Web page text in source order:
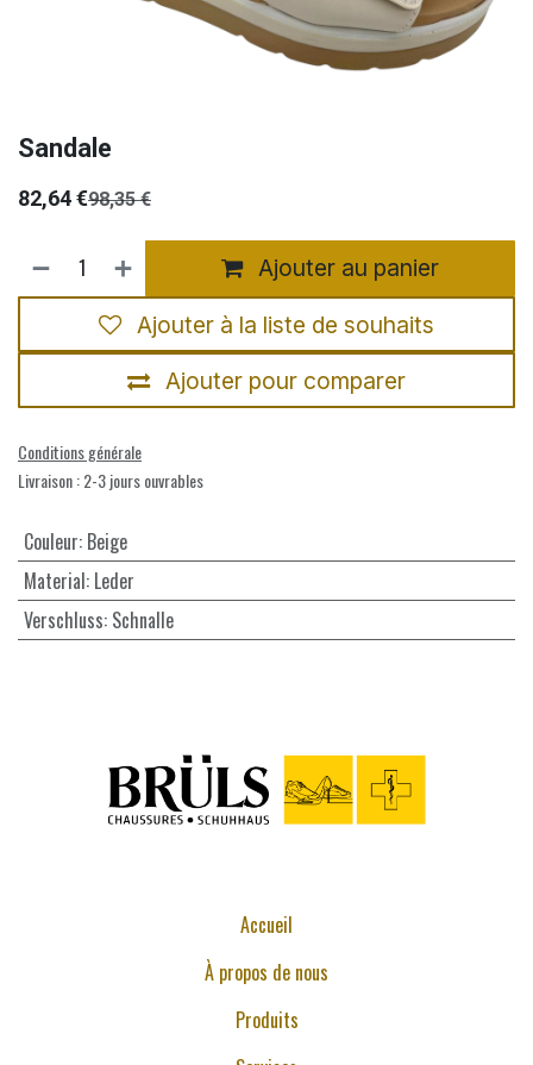
Sandale
82,64€98,35€
Ajouter au panier
Ajouter pour comparer
Ajouter à la liste de souhaits
Conditions générale
Livraison : 2-3 jours ouvrables
Couleur: Beige
Material: Leder
Verschluss: Schnalle
Accueil
À propos de nous
Produits